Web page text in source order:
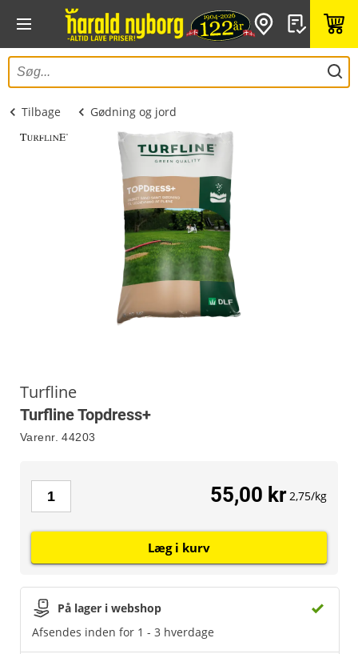
Tilbage Gødning og jord
Turfline
Turfline Topdress+
Varenr. 44203
På lager i webshop
Afsendes inden for 1 - 3 hverdage
55,00 kr 2,75/kg
Læg i kurv